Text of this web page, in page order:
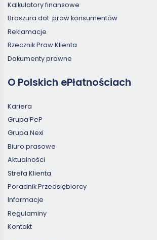
Kalkulatory finansowe
Broszura dot. praw konsumentów
Reklamacje
Rzecznik Praw Klienta
Dokumenty prawne
O Polskich ePłatnościach
Kariera
Grupa PeP
Grupa Nexi
Biuro prasowe
Aktualności
Strefa Klienta
Poradnik Przedsiębiorcy
Informacje
Regulaminy
Kontakt